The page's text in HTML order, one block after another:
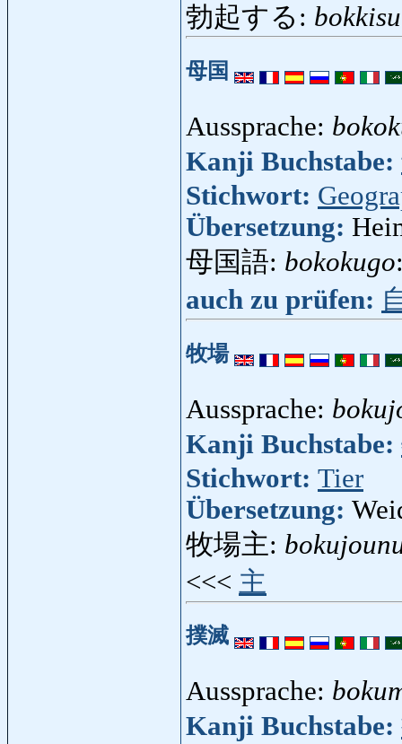
勃起する:
母国
Aussprache:
Kanji Buchstabe:
Stichwort:
Übersetzung:
母国語: bokokugo
auch zu prüfen:
牧場
Aussprache:
Kanji Buchstabe:
Stichwort: Tier
Übersetzung:
牧場主:
<<< 主
撲滅
Aussprache:
Kanji Buchstabe: